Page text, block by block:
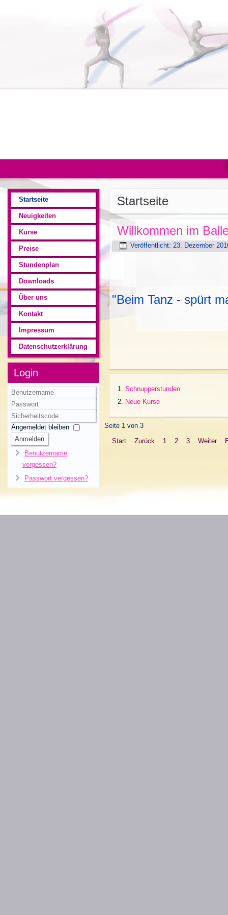
Startseite
Neuigkeiten
Kurse
Preise
Stundenplan
Downloads
Über uns
Kontakt
Impressum
Datenschutzerklärung
Login
Benutzername
Passwort
Sicherheitscode
Angemeldet bleiben
Anmelden
Benutzername
vergessen?
Passwort vergessen?
Startseite
Willkommen im
Veröffentlicht: 23. Dezember
"Beim Tanz - spürt
Schnupperstunden
Neue Kurse
Seite 1 von 3
Start
Zurück 1 2 3 Weiter